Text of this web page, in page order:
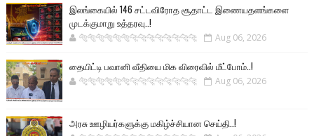
இலங்கையில் 146 சட்டவிரோத சூதாட்ட இணையதளங்களை
முடக்குமாறு உத்தரவு..!
🐅🐅🐅🐅🐅🐅🐆🐆🐆🐆🐆🐆🐆🐆 Aug 06, 2026
தையிட்டி பவானி வீதியை மிக விரைவில் மீட்போம்..!
🐅🐅🐅🐅🐅🐅🐆🐆🐆🐆🐆🐆🐆🐆 Aug 06, 2026
அரசு ஊழியர்களுக்கு மகிழ்ச்சியான செய்தி..!